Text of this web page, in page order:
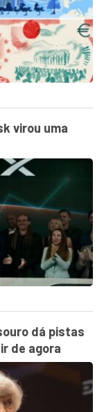
virou uma
dá pistas
de agora